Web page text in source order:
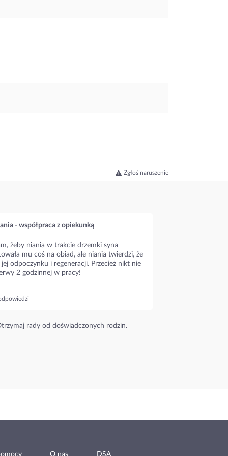
Zgłoś naruszenie
- współpraca z opiekunką
żeby niania w trakcie drzemki syna
mu coś na obiad, ale niania twierdzi, że
odpoczynku i regeneracji. Przecież nikt nie
2 godzinnej w pracy!
rady od doświadczonych rodzin.
O nas DSA